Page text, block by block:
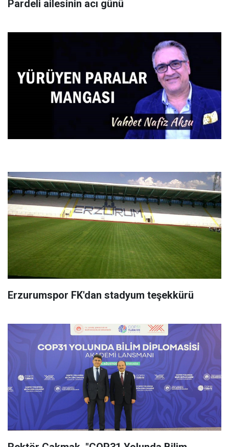
Pardeli ailesinin acı günü
Erzurumspor FK'dan stadyum teşekkürü